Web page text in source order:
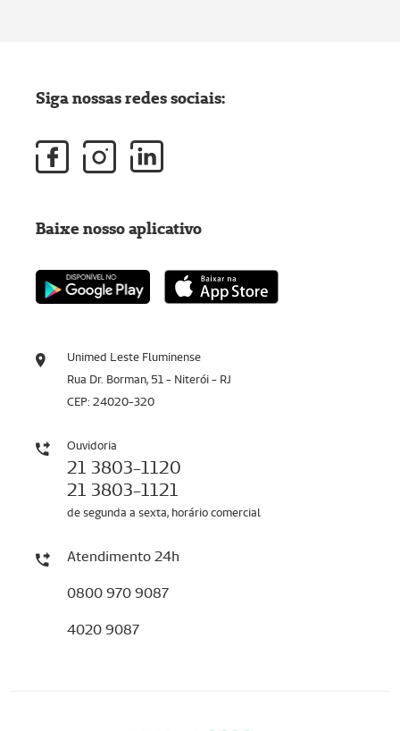
Unimed Leste Fluminense
Rua Dr. Borman, 51 - Niterói - RJ
CEP: 24020-320
Ouvidoria
21 3803-1120
21 3803-1121
de segunda a sexta, horário comercial
Atendimento 24h
0800 970 9087
4020 9087
Siga nossas redes sociais:
Baixe nosso aplicativo